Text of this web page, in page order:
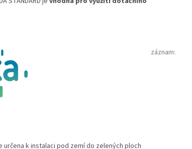
určena k instalaci pod zemí do zelených ploch
záznam: